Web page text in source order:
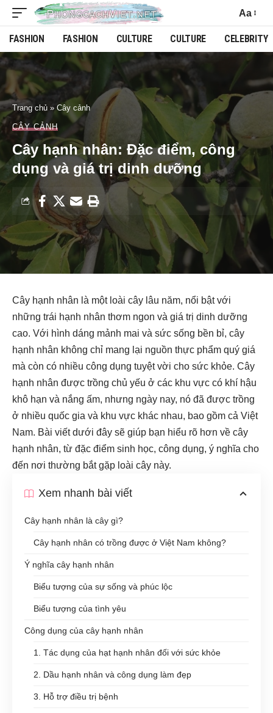
Aa
FASHION FASHION CULTURE CULTURE CELEBRITY
Trang chủ » Cây cảnh
CÂY CẢNH
Cây hạnh nhân: Đặc điểm, công
dụng và giá trị dinh dưỡng
Cây hạnh nhân là một loài cây lâu năm, nổi bật với
những trái hạnh nhân thơm ngon và giá trị dinh dưỡng
cao. Với hình dáng mảnh mai và sức sống bền bỉ, cây
hạnh nhân không chỉ mang lại nguồn thực phẩm quý giá
mà còn có nhiều công dụng tuyệt vời cho sức khỏe. Cây
hạnh nhân được trồng chủ yếu ở các khu vực có khí hậu
khô hạn và nắng ấm, nhưng ngày nay, nó đã được trồng
ở nhiều quốc gia và khu vực khác nhau, bao gồm cả Việt
Nam. Bài viết dưới đây sẽ giúp bạn hiểu rõ hơn về cây
hạnh nhân, từ đặc điểm sinh học, công dụng, ý nghĩa cho
đến nơi thường bắt gặp loài cây này.
Xem nhanh bài viết
Cây hạnh nhân là cây gì?
Cây hạnh nhân có trồng được ở Việt Nam không?
Ý nghĩa cây hạnh nhân
Biểu tượng của sự sống và phúc lộc
Biểu tượng của tình yêu
Công dụng của cây hạnh nhân
1. Tác dụng của hạt hạnh nhân đối với sức khỏe
2. Dầu hạnh nhân và công dụng làm đẹp
3. Hỗ trợ điều trị bệnh